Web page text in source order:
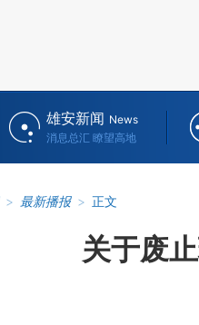
雄安新闻 News
消息总汇 瞭望高地
> 最新播报 > 正文
关于废